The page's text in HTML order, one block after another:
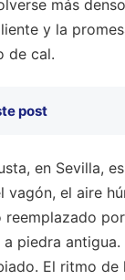
más
y la
de cal.
post
en Sevilla,
vagón, el aire
reemplazado
piedra
El ritmo de